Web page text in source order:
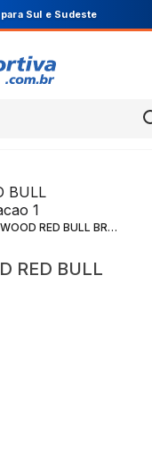
para 10% OFF na 1ª
GARRAFA TÉRMICA WOOD RED BULL BRAGANTINO - 850 ML
RED BULL